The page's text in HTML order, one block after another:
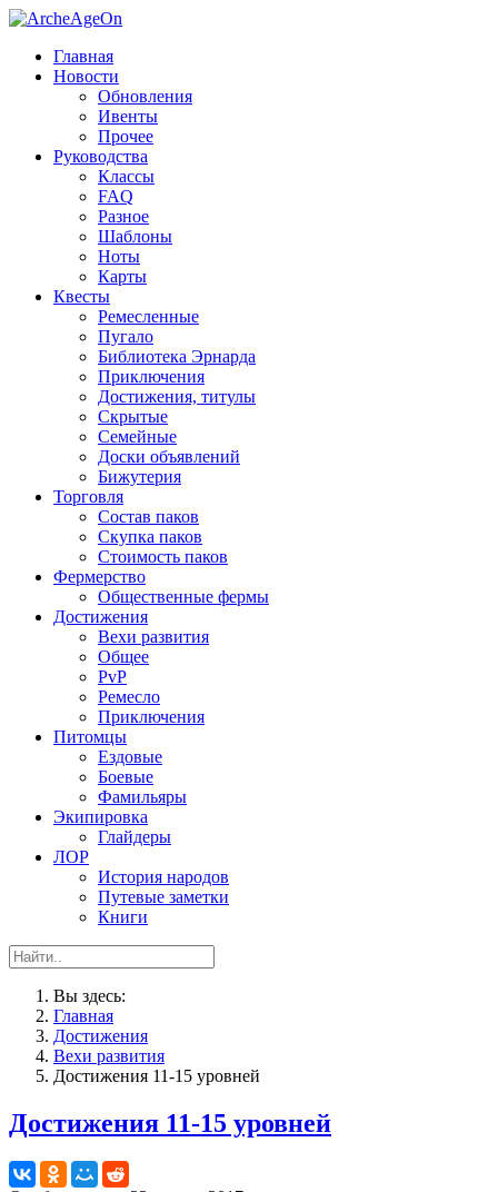
Главная
Новости
Обновления
Ивенты
Прочее
Руководства
Классы
FAQ
Разное
Шаблоны
Ноты
Карты
Квесты
Ремесленные
Пугало
Библиотека Эрнарда
Приключения
Достижения, титулы
Скрытые
Семейные
Доски объявлений
Бижутерия
Торговля
Состав паков
Скупка паков
Стоимость паков
Фермерство
Общественные фермы
Достижения
Вехи развития
Общее
PvP
Ремесло
Приключения
Питомцы
Ездовые
Боевые
Фамильяры
Экипировка
Глайдеры
ЛОР
История народов
Путевые заметки
Книги
Вы здесь:
Главная
Достижения
Вехи развития
Достижения 11-15 уровней
Достижения 11-15 уровней